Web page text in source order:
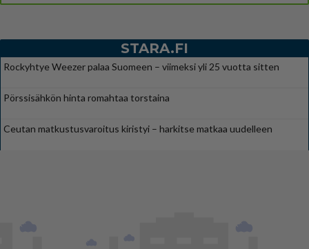
STARA.FI
Rockyhtye Weezer palaa Suomeen – viimeksi yli 25 vuotta sitten
Pörssisähkön hinta romahtaa torstaina
Ceutan matkustusvaroitus kiristyi – harkitse matkaa uudelleen